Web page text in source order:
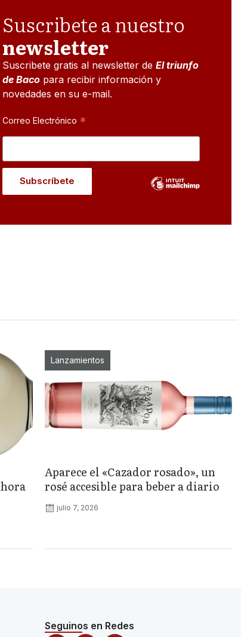
Suscribete a nuestro
newsletter
Suscribete gratis al newsletter deEl triunfo
de Baco para recibir información y
novedades en su e-mail.
Correo Electrónico *
Lanzamientos
Aparece el «Cazador rosado», un
rosé accesible para beber a diario
julio 7, 2026
Seguinos en Redes